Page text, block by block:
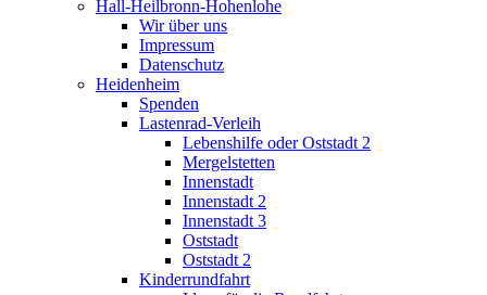
Hall-Heilbronn-Hohenlohe
Wir über uns
Impressum
Datenschutz
Heidenheim
Spenden
Lastenrad-Verleih
Lebenshilfe oder Oststadt 2
Mergelstetten
Innenstadt
Innenstadt 2
Innenstadt 3
Oststadt
Oststadt 2
Kinderrundfahrt